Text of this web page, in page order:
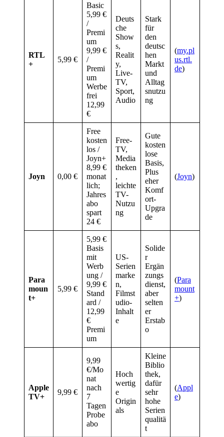
RTL
+
5,99 €
Basic
5,99 €
/
Premi
um
9,99 €
/
Premi
um
Werbe
frei
12,99
€
Deuts
che
Show
s,
Realit
y,
Live-
TV,
Sport,
Audio
Stark
für
den
deutsc
hen
Markt
und
Alltag
snutzu
ng
(my.pl
us.rtl.
de)
Joyn 0,00 €
Free
kosten
los /
Joyn+
8,99 €
monat
lich;
Jahres
abo
spart
24 €
Free-
TV,
Media
theken
,
leichte
TV-
Nutzu
ng
Gute
kosten
lose
Basis,
Plus
eher
Komf
ort-
Upgra
de
(Joyn)
Para
moun
t+
5,99 €
5,99 €
Basis
mit
Werb
ung /
9,99 €
Stand
ard /
12,99
€
Premi
um
US-
Serien
marke
n,
Filmst
udio-
Inhalt
e
Solide
r
Ergän
zungs
dienst,
aber
selten
er
Erstab
o
(Para
mount
+)
Apple
TV+
9,99 €
9,99
€/Mo
nat
nach
7
Tagen
Probe
abo
Hoch
wertig
e
Origin
als
Kleine
Biblio
thek,
dafür
sehr
hohe
Serien
qualitä
t
(Appl
e)